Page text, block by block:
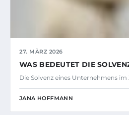
27. MÄRZ 2026
WAS BEDEUTET DIE
Die Solvenz eines Unternehmens
JANA HOFFMANN